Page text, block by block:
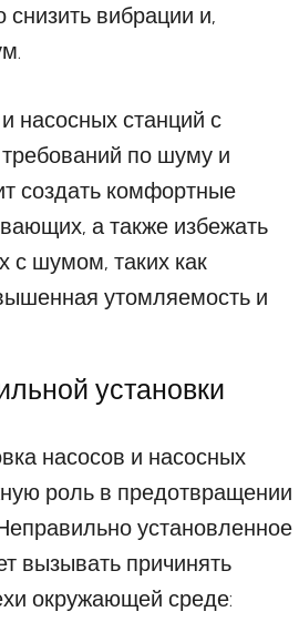
вибрации и,
насосных станций с
по шуму и
создать комфортные
а также избежать
с шумом, таких как
утомляемость и
установки
насосов и насосных
роль в предотвращении
установленное
вызывать причинять
окружающей среде: